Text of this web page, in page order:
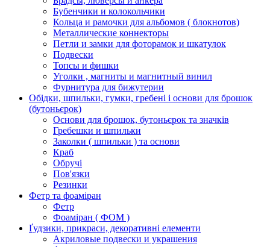
Бубенчики и колокольчики
Кольца и рамочки для альбомов ( блокнотов)
Металлические коннекторы
Петли и замки для фоторамок и шкатулок
Подвески
Топсы и фишки
Уголки , магниты и магнитный винил
Фурнитура для бижутерии
Обідки, шпильки, гумки, гребені і основи для брошок
(бутоньєрок)
Основи для брошок, бутоньєрок та значків
Гребешки и шпильки
Заколки ( шпильки ) та основи
Краб
Обручі
Пов'язки
Резинки
Фетр та фоаміран
Фетр
Фоаміран ( ФОМ )
Ґудзики, прикраси, декоративні елементи
Акриловые подвески и украшения